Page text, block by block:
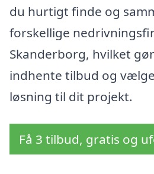
du hurtigt finde og
forskellige
Skanderborg, hvilket
indhente tilbud og
løsning til dit projekt.
Få 3 tilbud, gratis og